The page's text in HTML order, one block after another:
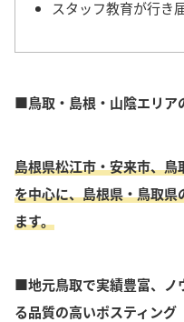
スタッフ教育が行き
■鳥取・島根・山陰エリア
島根県松江市・安来市、
を中心に、島根県・鳥取
ます。
■地元鳥取で実績豊富、ノ
る品質の高いポスティング